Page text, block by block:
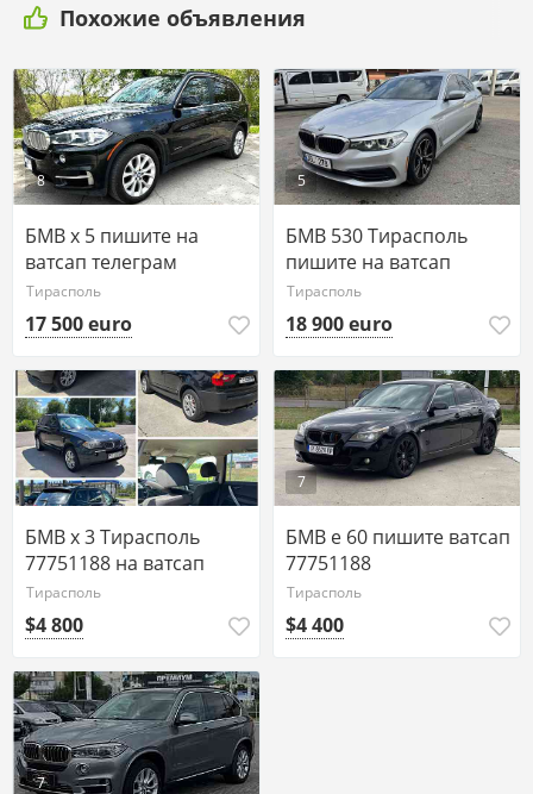
Похожие объявления
8
БМВ х 5 пишите на
ватсап телеграм
77751188
Тирасполь
17 500 euro
5
БМВ 530 Тирасполь
пишите на ватсап
77751188
Тирасполь
18 900 euro
БМВ х 3 Тирасполь
77751188 на ватсап
Тирасполь
$4 800
7
БМВ е 60 пишите ватсап
77751188
Тирасполь
$4 400
7